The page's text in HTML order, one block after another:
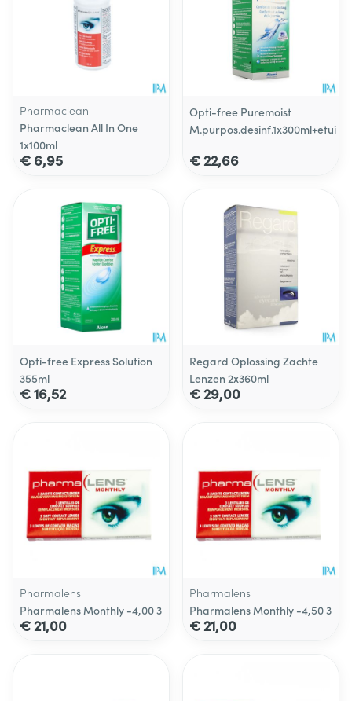
Pharmaclean
Pharmaclean All In One
1x100ml
€ 6,95
Opti-free Puremoist
M.purpos.desinf.1x300ml+etui
€ 22,66
Opti-free Express Solution
355ml
€ 16,52
Regard Oplossing Zachte
Lenzen 2x360ml
€ 29,00
Pharmalens
Pharmalens Monthly -4,00 3
€ 21,00
Pharmalens
Pharmalens Monthly -4,50 3
€ 21,00